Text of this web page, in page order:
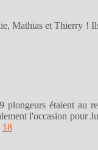
Mathias et Thierry !
étaient au
l'occasion pour
18